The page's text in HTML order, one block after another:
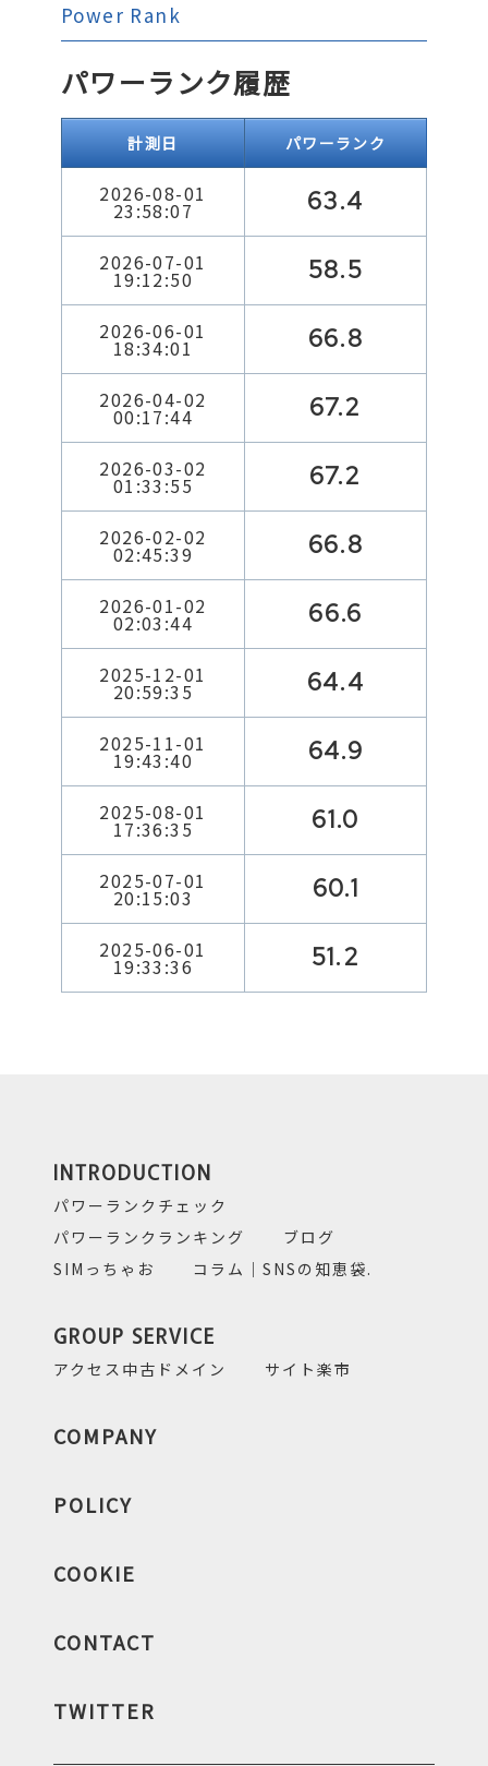
Power Rank
パワーランク履歴
計測日 パワーランク
2026-08-01
23:58:07 63.4
2026-07-01
19:12:50 58.5
2026-06-01
18:34:01 66.8
2026-04-02
00:17:44 67.2
2026-03-02
01:33:55 67.2
2026-02-02
02:45:39 66.8
2026-01-02
02:03:44 66.6
2025-12-01
20:59:35 64.4
2025-11-01
19:43:40 64.9
2025-08-01
17:36:35 61.0
2025-07-01
20:15:03 60.1
2025-06-01
19:33:36 51.2
INTRODUCTION
パワーランクチェック
パワーランクランキング
ブログ
SIMっちゃお
コラム｜SNSの知恵袋.
GROUP SERVICE
アクセス中古ドメイン サイト楽市
COMPANY
POLICY
COOKIE
CONTACT
TWITTER